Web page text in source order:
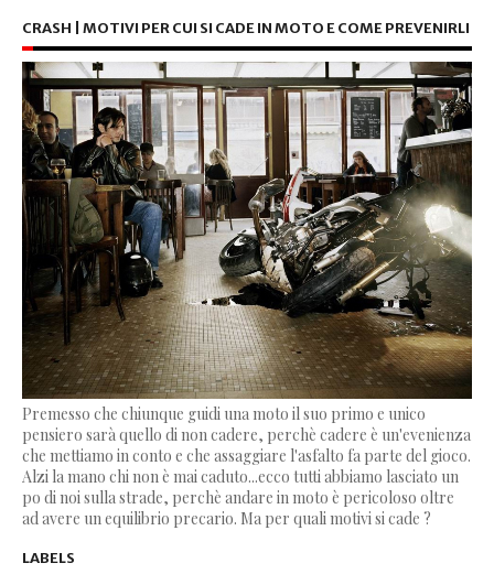
CRASH | MOTIVI PER CUI SI CADE IN MOTO E COME PREVENIRLI
Premesso che chiunque guidi una moto il suo primo e unico
pensiero sarà quello di non cadere, perchè cadere è un'evenienza
che mettiamo in conto e che assaggiare l'asfalto fa parte del gioco.
Alzi la mano chi non è mai caduto...ecco tutti abbiamo lasciato un
po di noi sulla strade, perchè andare in moto è pericoloso oltre
ad avere un equilibrio precario. Ma per quali motivi si cade ?
LABELS